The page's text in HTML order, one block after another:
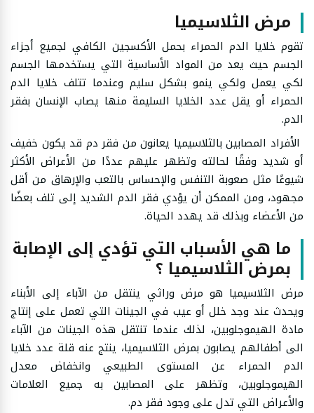
مرض الثلاسيميا
تقوم خلايا الدم الحمراء بحمل الأكسجين الكافي لجميع أجزاء
الجسم حيث يعد من المواد الأساسية التي يستخدمها الجسم
لكي يعمل ولكي ينمو بشكل سليم وعندما تتلف خلايا الدم
الحمراء أو يقل عدد الخلايا السليمة منها يصاب الإنسان بفقر
الدم.
الأفراد المصابين بالثلاسيميا يعانون من فقر دم قد يكون خفيف
أو شديد وفقًا لحالته وتظهر عليهم عددًا من الأعراض الأكثر
شيوعًا مثل صعوبة التنفس والإحساس بالتعب والإرهاق من أقل
مجهود، ومن الممكن أن يؤدي فقر الدم الشديد إلى تلف بعضًا
من الأعضاء وبذلك قد يهدد الحياة.
ما هي الأسباب التي تؤدي إلى الإصابة
بمرض الثلاسيميا ؟
مرض الثلاسيميا هو مرض وراثي ينتقل من الآباء إلى الأبناء
ويحدث عند وجد خلل أو عيب في الجينات التي تعمل على إنتاج
مادة الهيموجلوبين، لذلك عندما تنتقل هذه الجينات من الآباء
الى أطفالهم يصابون بمرض الثلاسيميا، ينتج عنه قلة عدد خلايا
الدم الحمراء عن المستوى الطبيعي وانخفاض معدل
الهيموجلوبين، وتظهر على المصابين به جميع العلامات
والأعراض التي تدل على وجود فقر دم.